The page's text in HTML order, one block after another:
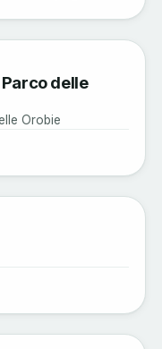
delle
Orobie